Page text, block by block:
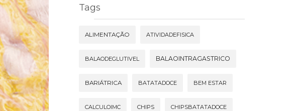
Tags
ALIMENTAÇÃO ATIVIDADEFISICA
BALAODEGLUTIVEL BALAOINTRAGASTRICO
BARIÁTRICA BATATADOCE BEM ESTAR
CALCULOIMC CHIPS CHIPSBATATADOCE